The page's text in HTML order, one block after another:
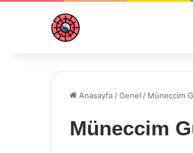
Anasayfa /Genel / Müneccim
Müneccim